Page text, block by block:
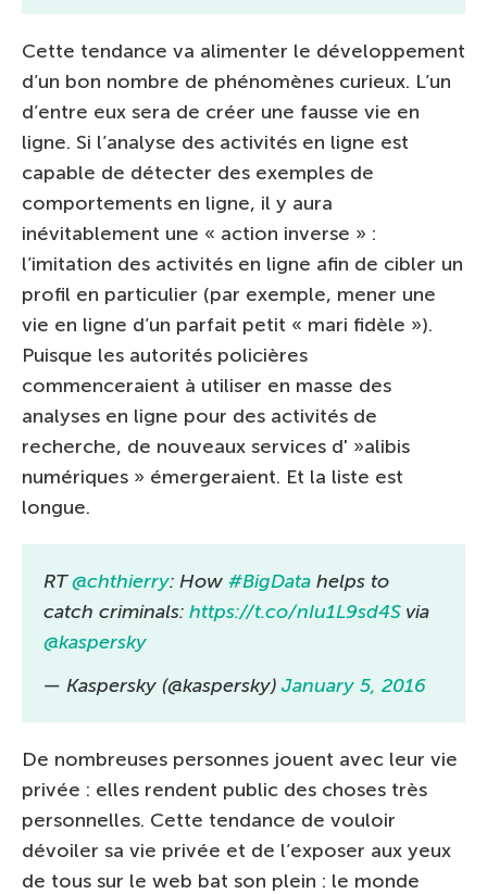
Cette tendance va alimenter le développement
d’un bon nombre de phénomènes curieux. L’un
d’entre eux sera de créer une fausse vie en
ligne. Si l’analyse des activités en ligne est
capable de détecter des exemples de
comportements en ligne, il y aura
inévitablement une « action inverse » :
l’imitation des activités en ligne afin de cibler un
profil en particulier (par exemple, mener une
vie en ligne d’un parfait petit « mari fidèle »).
Puisque les autorités policières
commenceraient à utiliser en masse des
analyses en ligne pour des activités de
recherche, de nouveaux services d' »alibis
numériques » émergeraient. Et la liste est
longue.
RT@chthierry: How #BigData helps to
catch criminals: https://t.co/nIu1L9sd4S via
@kaspersky
— Kaspersky (@kaspersky) January 5, 2016
De nombreuses personnes jouent avec leur vie
privée : elles rendent public des choses très
personnelles. Cette tendance de vouloir
dévoiler sa vie privée et de l’exposer aux yeux
de tous sur le web bat son plein : le monde